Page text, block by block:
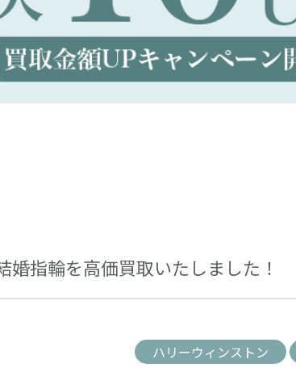
指輪を高価買取いたしました！
ハリーウィンストン